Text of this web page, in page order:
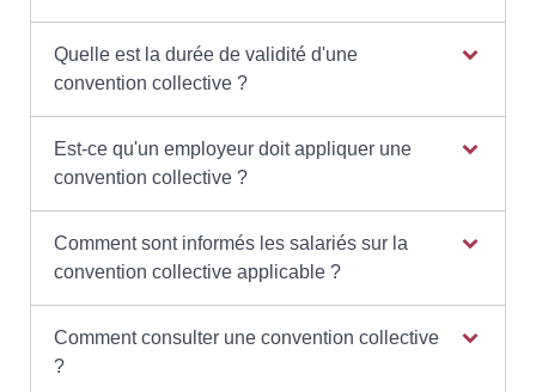
Quelle est la durée de validité d'une
convention collective ?
Est-ce qu'un employeur doit appliquer une
convention collective ?
Comment sont informés les salariés sur la
convention collective applicable ?
Comment consulter une convention collective
?